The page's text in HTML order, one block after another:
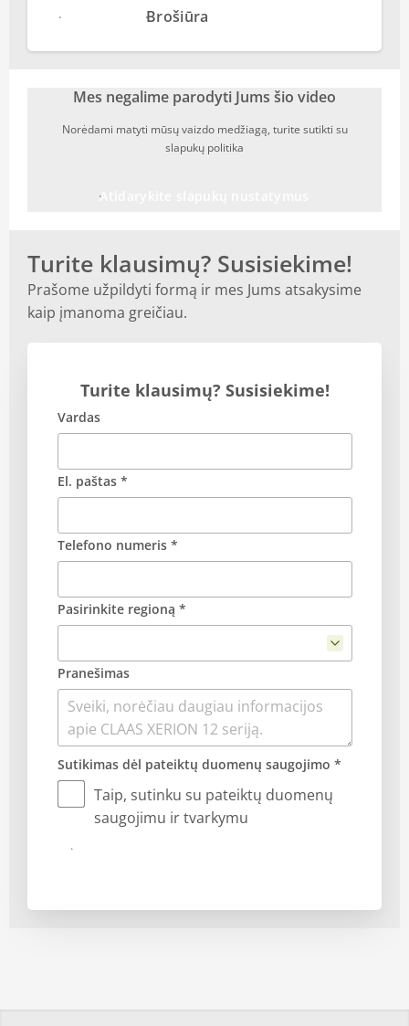
Daugiau
Brošiūra
Mes negalime parodyti Jums šio video
Norėdami matyti mūsų vaizdo medžiagą, turite sutikti su
slapukų politika
Atidarykite slapukų nustatymus
Turite klausimų? Susisiekime!
Prašome užpildyti formą ir mes Jums atsakysime
kaip įmanoma greičiau.
Turite klausimų? Susisiekime!
Vardas
El. paštas *
Telefono numeris *
Pasirinkite regioną *
Pranešimas
Sutikimas dėl pateiktų duomenų saugojimo *
Taip, sutinku su pateiktų duomenų
saugojimu ir tvarkymu
Siųsti